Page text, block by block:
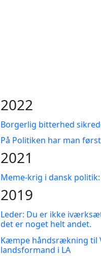
2022
Borgerlig bitterhed
På Politiken har man
2021
Meme-krig i dansk
2019
Leder: Du er ikke
det er noget helt andet.
Kæmpe håndsrækning til
landsformand i LA